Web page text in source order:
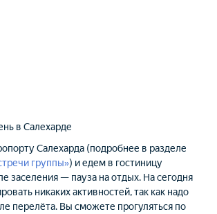
в Салехарде
Салехарда (подробнее в разделе
группы») и едем в гостиницу
заселения — пауза на отдых. На сегодня
никаких активностей, так как надо
перелёта. Вы сможете прогуляться по